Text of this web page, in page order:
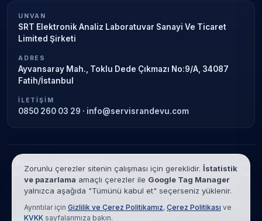
UNVAN
SRT Elektronik Analiz Laboratuvar Sanayi Ve Ticaret
Limited Şirketi
ADRES
Ayvansaray Mah., Toklu Dede Çıkmazı No:9/A, 34087
Fatih/İstanbul
İLETIŞIM
0850 260 03 29 · info@servisrandevu.com
Garanti süresi sona ermiş veya özel
servis kapsamındaki cihazlar için hizmet verilir. Marka adları yalnızca
tanımlama amaçlıdır; yetkili servis ilişkisi bulunmamaktadır.
© 2026 SRT Elektronik Analiz Laboratuvar Sanayi Ve Ticaret Limited
Şirketi. Tüm hakları saklıdır.
Zorunlu çerezler sitenin çalışması için gereklidir. İstatistik
ve pazarlama amaçlı çerezler ile Google Tag Manager
yalnızca aşağıda "Tümünü kabul et" seçerseniz yüklenir.
Ayrıntılar için Gizlilik ve Çerez Politikamız, Çerez Politikası ve
KVKK sayfalarımıza bakın.